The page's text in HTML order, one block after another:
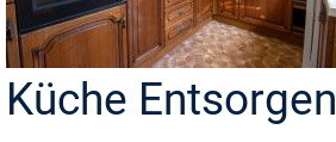
Küche Entsorgen